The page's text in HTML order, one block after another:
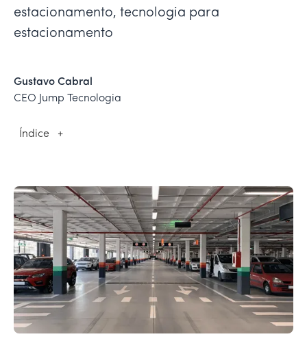
estacionamento, tecnologia para
estacionamento
Gustavo Cabral
CEO Jump Tecnologia
Índice +